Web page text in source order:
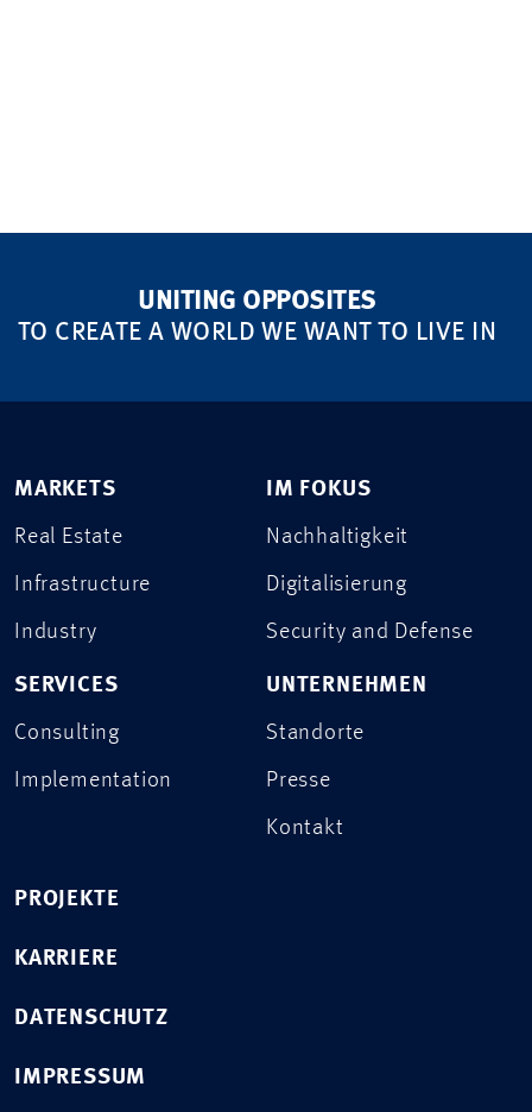
UNITING OPPOSITES
TO CREATE A WORLD WE WANT TO LIVE IN
MARKETS
Real Estate
Infrastructure
Industry
SERVICES
Consulting
Implementation
IM FOKUS
Nachhaltigkeit
Digitalisierung
Security and Defense
UNTERNEHMEN
Standorte
Presse
Kontakt
PROJEKTE
KARRIERE
DATENSCHUTZ
IMPRESSUM